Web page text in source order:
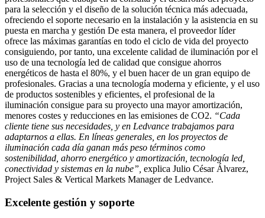
para la selección y el diseño de la solución técnica más adecuada,
ofreciendo el soporte necesario en la instalación y la asistencia en su
puesta en marcha y gestión De esta manera, el proveedor líder
ofrece las máximas garantías en todo el ciclo de vida del proyecto
consiguiendo, por tanto, una excelente calidad de iluminación por el
uso de una tecnología led de calidad que consigue ahorros
energéticos de hasta el 80%, y el buen hacer de un gran equipo de
profesionales. Gracias a una tecnología moderna y eficiente, y el uso
de productos sostenibles y eficientes, el profesional de la
iluminación consigue para su proyecto una mayor amortización,
menores costes y reducciones en las emisiones de CO2. “Cada
cliente tiene sus necesidades, y en Ledvance trabajamos para
adaptarnos a ellas. En líneas generales, en los proyectos de
iluminación cada día ganan más peso términos como
sostenibilidad, ahorro energético y amortización, tecnología led,
conectividad y sistemas en la nube”, explica Julio César Álvarez,
Project Sales & Vertical Markets Manager de Ledvance.
Excelente gestión y soporte